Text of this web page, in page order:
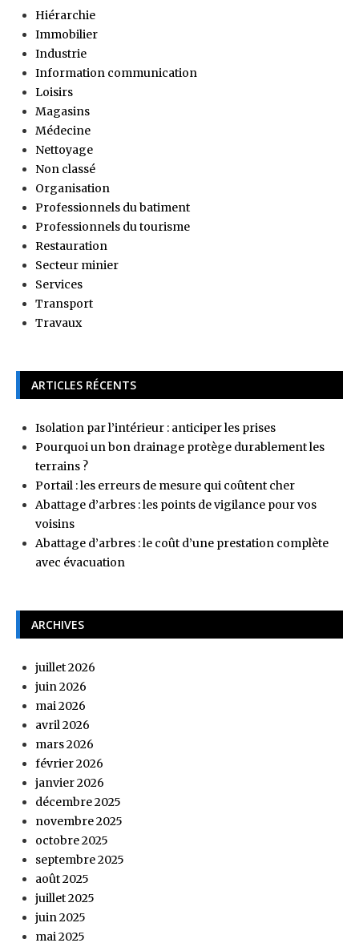
Hiérarchie
Immobilier
Industrie
Information communication
Loisirs
Magasins
Médecine
Nettoyage
Non classé
Organisation
Professionnels du batiment
Professionnels du tourisme
Restauration
Secteur minier
Services
Transport
Travaux
ARTICLES RÉCENTS
Isolation par l’intérieur : anticiper les prises
Pourquoi un bon drainage protège durablement les
terrains ?
Portail : les erreurs de mesure qui coûtent cher
Abattage d’arbres : les points de vigilance pour vos
voisins
Abattage d’arbres : le coût d’une prestation complète
avec évacuation
ARCHIVES
juillet 2026
juin 2026
mai 2026
avril 2026
mars 2026
février 2026
janvier 2026
décembre 2025
novembre 2025
octobre 2025
septembre 2025
août 2025
juillet 2025
juin 2025
mai 2025